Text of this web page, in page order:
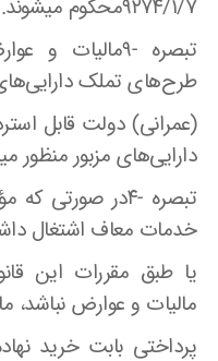
۹۲۷۴/۱/۷محکوم میشوند.
تبصره -
طرح‌های تملک
(عمرانی) دولت قابل
دارایی‌های مزبور منظور
تبصره -۴در
خدمات معاف اشتغال
یا طبق مقررات این
مالیات و عوارض نباشد،
پرداختی بابت خرید